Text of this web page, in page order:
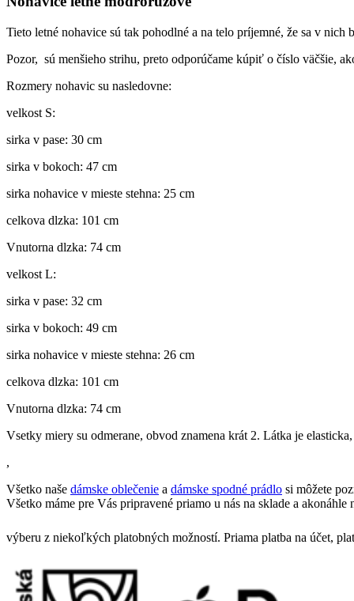
Tieto letné nohavice sú tak pohodlné a na telo príjemné, že sa v
Pozor, sú menšieho strihu, preto odporúčame kúpiť o číslo väčšie,
Rozmery nohavic su nasledovne:
velkost S:
sirka v pase: 30 cm
sirka v bokoch: 47 cm
sirka nohavice v mieste stehna: 25 cm
celkova dlzka: 101 cm
Vnutorna dlzka: 74 cm
velkost L:
sirka v pase: 32 cm
sirka v bokoch: 49 cm
sirka nohavice v mieste stehna: 26 cm
celkova dlzka: 101 cm
Vnutorna dlzka: 74 cm
Vsetky miery su odmerane, obvod znamena krát 2. Látka je
,
Všetko naše dámske oblečenie a dámske spodné prádlo si môžete
Všetko máme pre Vás pripravené priamo u nás na sklade a
výberu z niekoľkých platobných možností. Priama platba na účet,